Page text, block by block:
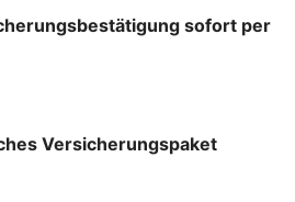
sofort per
Versicherungspaket